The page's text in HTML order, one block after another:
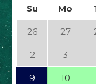
Su Mo
26 27
2 3
9 10